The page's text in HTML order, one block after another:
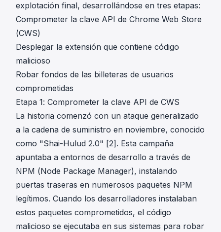
explotación final, desarrollándose en tres etapas:
Comprometer la clave API de Chrome Web Store
(CWS)
Desplegar la extensión que contiene código
malicioso
Robar fondos de las billeteras de usuarios
comprometidas
Etapa 1: Comprometer la clave API de CWS
La historia comenzó con un ataque generalizado
a la cadena de suministro en noviembre, conocido
como "Shai-Hulud 2.0" [2]. Esta campaña
apuntaba a entornos de desarrollo a través de
NPM (Node Package Manager), instalando
puertas traseras en numerosos paquetes NPM
legítimos. Cuando los desarrolladores instalaban
estos paquetes comprometidos, el código
malicioso se ejecutaba en sus sistemas para robar